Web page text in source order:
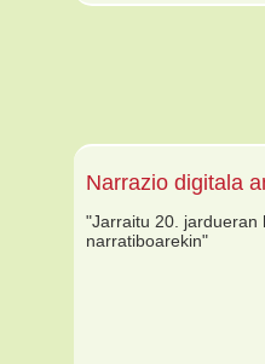
Narrazio digitala
"Jarraitu 20. jardueran
narratiboarekin"